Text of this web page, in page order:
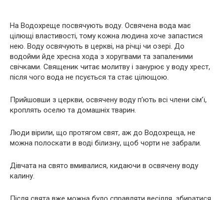
На Водохреще посвячують воду. Освячена вода має
цілющі властивості, тому кожна людина хоче запастися
нею. Воду освячують в церкві, на річці чи озері. До
водойми йде хресна хода з хоругвами та запаленими
свічками. Священик читає молитву і занурює у воду хрест,
після чого вода не псується та стає цілющою.
Прийшовши з церкви, освячену воду п’ють всі члени сім’ї,
кроплять оселю та домашніх тварин.
Люди вірили, що протягом свят, аж до Водохреща, не
можна полоскати в воді білизну, щоб чорти не забрали.
Дівчата на свято вмивалися, кидаючи в освячену воду
калину.